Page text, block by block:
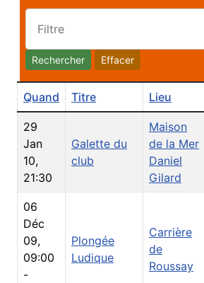
Filtre
Rechercher Effacer
Quand Titre Lieu
29
Jan
10,
21:30
Galette du
club
Maison
de la Mer
Daniel
Gilard
06
Déc
09,
09:00
-
Plongée
Ludique
Carrière
de
Roussay